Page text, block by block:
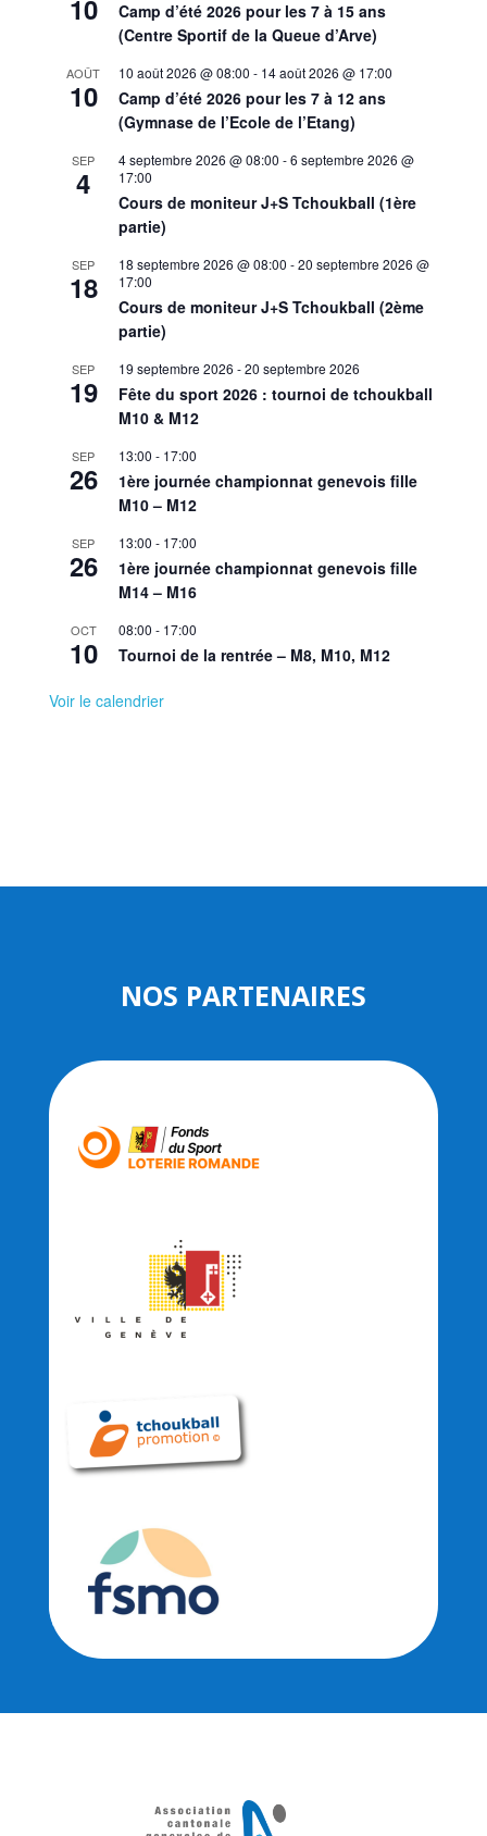
10
Camp d’été 2026 pour les 7 à 15 ans
(Centre Sportif de la Queue d’Arve)
AOÛT
10
10 août 2026 @ 08:00 - 14 août 2026 @ 17:00
Camp d’été 2026 pour les 7 à 12 ans
(Gymnase de l’Ecole de l’Etang)
SEP
4
4 septembre 2026 @ 08:00 -6 septembre 2026 @
17:00
Cours de moniteur J+S Tchoukball (1ère
partie)
SEP
18
18 septembre 2026 @ 08:00 -20 septembre 2026 @
17:00
Cours de moniteur J+S Tchoukball (2ème
partie)
SEP
19
19 septembre 2026 -20 septembre 2026
Fête du sport 2026 : tournoi de tchoukball
M10 & M12
SEP
26
13:00 - 17:00
1ère journée championnat genevois fille
M10 – M12
SEP
26
13:00 - 17:00
1ère journée championnat genevois fille
M14 – M16
OCT
10
08:00 - 17:00
Tournoi de la rentrée – M8, M10, M12
Voir le calendrier
NOS PARTENAIRES